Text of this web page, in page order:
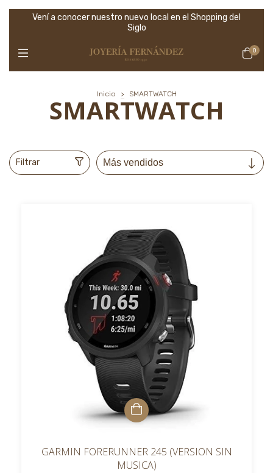
Vení a conocer nuestro nuevo local en el Shopping del
Siglo
0
Inicio > SMARTWATCH
SMARTWATCH
Filtrar
GARMIN FORERUNNER 245 (VERSION SIN
MUSICA)